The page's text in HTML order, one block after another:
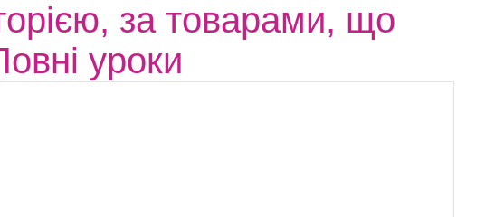
за товарами, що
уроки